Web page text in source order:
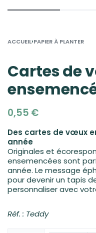
ACCUEIL›PAPIER À PLANTER
Cartes de
0,55 €
Des cartes de vœux
année
Originales et
ensemencées sont
année. Le message
pour devenir un tapis
personnaliser avec
Réf. : Teddy